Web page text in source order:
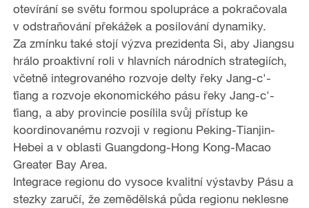
otevírání se světu formou spolupráce a pokračovala
v odstraňování překážek a posilování dynamiky.
Za zmínku také stojí výzva prezidenta Si, aby Jiangsu
hrálo proaktivní roli v hlavních národních strategiích,
včetně integrovaného rozvoje delty řeky Jang-c'-
ťiang a rozvoje ekonomického pásu řeky Jang-c'-
ťiang, a aby provincie posílila svůj přístup ke
koordinovanému rozvoji v regionu Peking-Tianjin-
Hebei a v oblasti Guangdong-Hong Kong-Macao
Greater Bay Area.
Integrace regionu do vysoce kvalitní výstavby Pásu a
stezky zaručí, že zemědělská půda regionu neklesne